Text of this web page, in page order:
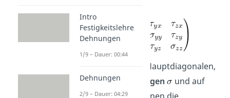
Hier liegen auf der Hauptdiagonalen,
dieNormalspannungen
und auf
Intro
Festigkeitslehre
Dehnungen
1/9 – Dauer: 00:44
Dehnungen
2/9 – Dauer: 04:29